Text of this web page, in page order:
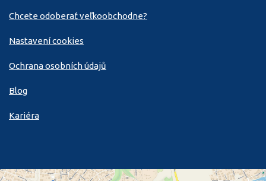
Chcete odoberať veľkoobchodne?
Nastavení cookies
Ochrana osobních údajů
Blog
Kariéra